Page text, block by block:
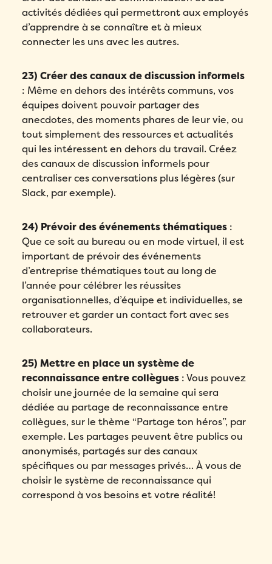
activités dédiées qui permettront aux employés
d’apprendre à se connaître et à mieux
connecter les uns avec les autres.
23) Créer des canaux de discussion informels
: Même en dehors des intérêts communs, vos
équipes doivent pouvoir partager des
anecdotes, des moments phares de leur vie, ou
tout simplement des ressources et actualités
qui les intéressent en dehors du travail. Créez
des canaux de discussion informels pour
centraliser ces conversations plus légères (sur
Slack, par exemple).
24) Prévoir des événements thématiques :
Que ce soit au bureau ou en mode virtuel, il est
important de prévoir des événements
d’entreprise thématiques tout au long de
l’année pour célébrer les réussites
organisationnelles, d’équipe et individuelles, se
retrouver et garder un contact fort avec ses
collaborateurs.
25) Mettre en place un système de
reconnaissance entre collègues : Vous pouvez
choisir une journée de la semaine qui sera
dédiée au partage de reconnaissance entre
collègues, sur le thème “Partage ton héros”, par
exemple. Les partages peuvent être publics ou
anonymisés, partagés sur des canaux
spécifiques ou par messages privés… À vous de
choisir le système de reconnaissance qui
correspond à vos besoins et votre réalité!